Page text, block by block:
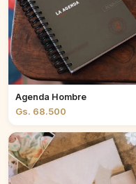
Agenda Hombre
Gs. 68.500